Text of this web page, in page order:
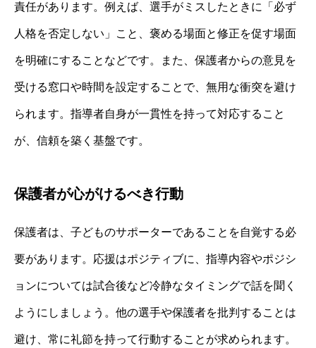
責任があります。例えば、選手がミスしたときに「必ず
人格を否定しない」こと、褒める場面と修正を促す場面
を明確にすることなどです。また、保護者からの意見を
受ける窓口や時間を設定することで、無用な衝突を避け
られます。指導者自身が一貫性を持って対応すること
が、信頼を築く基盤です。
保護者が心がけるべき行動
保護者は、子どものサポーターであることを自覚する必
要があります。応援はポジティブに、指導内容やポジシ
ョンについては試合後など冷静なタイミングで話を聞く
ようにしましょう。他の選手や保護者を批判することは
避け、常に礼節を持って行動することが求められます。